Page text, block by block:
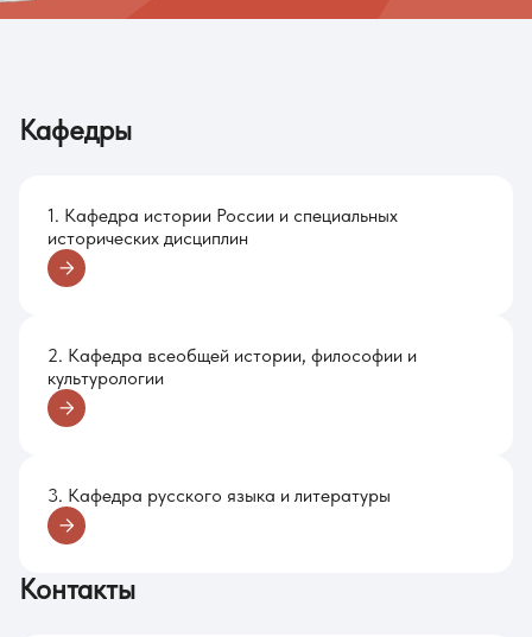
Кафедры
1. Кафедра истории России и специальных
исторических дисциплин
2. Кафедра всеобщей истории, философии и
культурологии
3. Кафедра русского языка и литературы
Контакты